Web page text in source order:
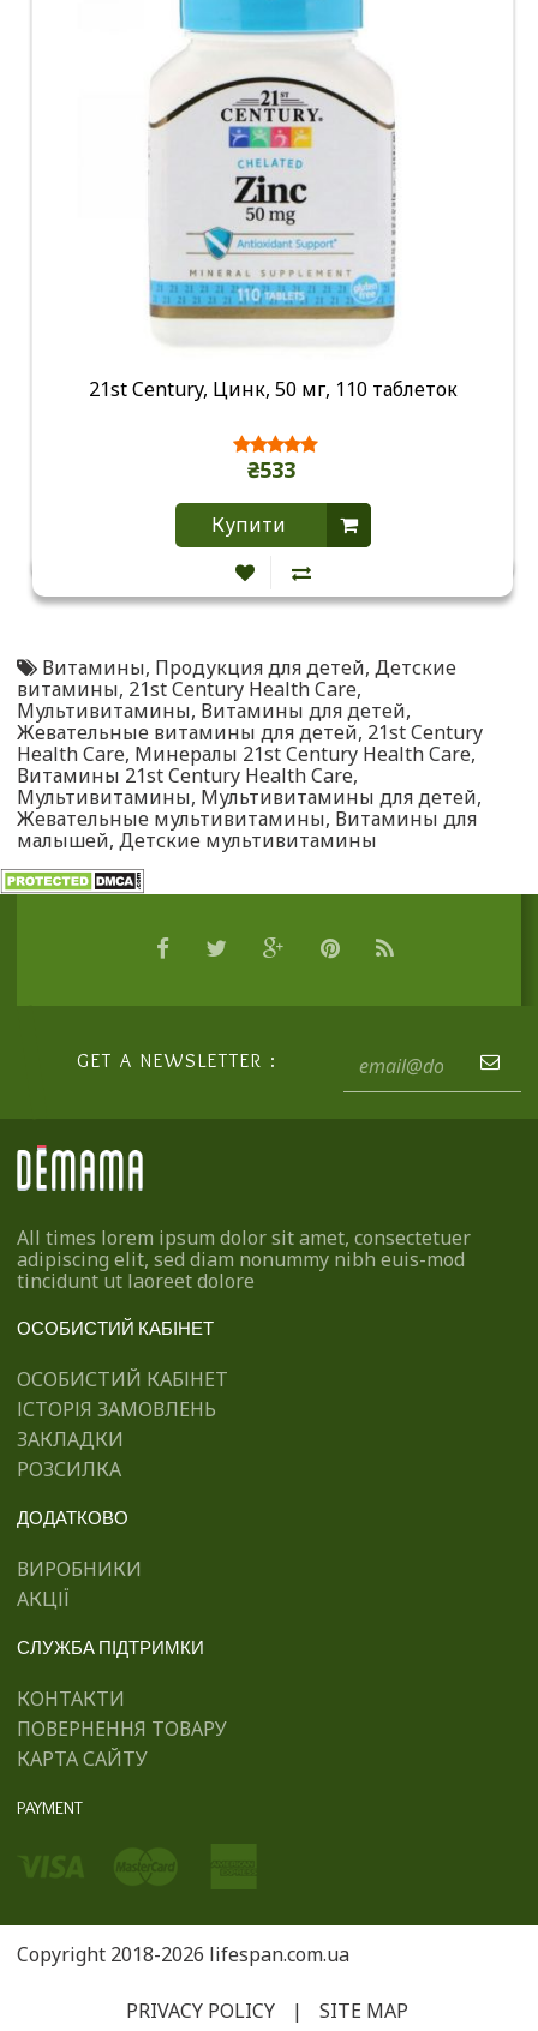
21st Century, Цинк, 50 мг, 110 таблеток
₴533
Купити
Витамины, Продукция для детей, Детские
витамины, 21st Century Health Care,
Мультивитамины, Витамины для детей,
Жевательные витамины для детей, 21st Century
Health Care, Минералы 21st Century Health Care,
Витамины 21st Century Health Care,
Мультивитамины, Мультивитамины для детей,
Жевательные мультивитамины, Витамины для
малышей, Детские мультивитамины
GET A NEWSLETTER :
All times lorem ipsum dolor sit amet, consectetuer
adipiscing elit, sed diam nonummy nibh euis-mod
tincidunt ut laoreet dolore
ОСОБИСТИЙ КАБІНЕТ
ОСОБИСТИЙ КАБІНЕТ
ІСТОРІЯ ЗАМОВЛЕНЬ
ЗАКЛАДКИ
РОЗСИЛКА
ДОДАТКОВО
ВИРОБНИКИ
АКЦІЇ
СЛУЖБА ПІДТРИМКИ
КОНТАКТИ
ПОВЕРНЕННЯ ТОВАРУ
КАРТА САЙТУ
PAYMENT
Copyright 2018-2026 lifespan.com.ua
PRIVACY POLICY | SITE MAP